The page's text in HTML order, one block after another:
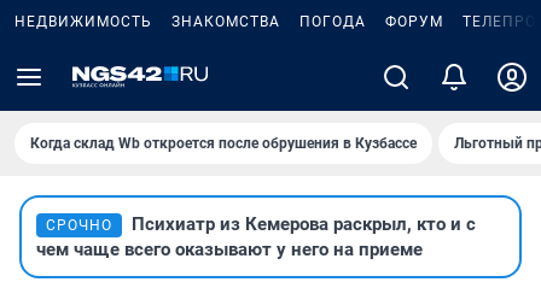
НЕДВИЖИМОСТЬ ЗНАКОМСТВА ПОГОДА ФОРУМ
Когда склад Wb откроется после обрушения в Кузбассе Льготный
СРОЧНО
Психиатр из Кемерова раскрыл, кто и с
чем чаще всего оказывают у него на приеме